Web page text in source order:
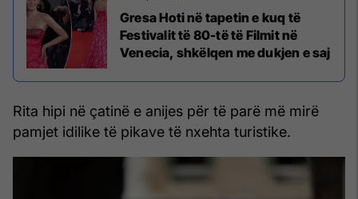
Gresa Hoti në tapetin e kuq të
Festivalit të 80-të të Filmit në
Venecia, shkëlqen me dukjen e saj
Rita hipi në çatinë e anijes për të parë më mirë
pamjet idilike të pikave të nxehta turistike.